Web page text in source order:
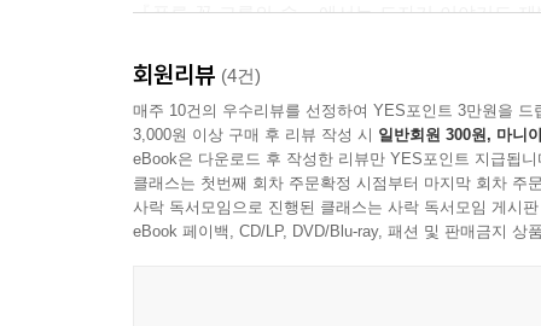
『푸른 꽃 그릇의 숲』에서는 도자기 이야기도
자세하게 다루고 있어, 평소 도자기에 대해 알
사람들의 열정과 애정, 직업의식 등도 엿볼 수
일렁이면서 선해질 것 같은 기분까지 드는 것이
다시 로맨스로 돌아와서, 하는 일 뿐만 아니라
사람의 불꽃 튀는 감정이 과연 한 그릇의 사랑으로
회원리뷰 (4건)
매주 10건의 우수리뷰를 선정하여 YES포인트 3만원을 드
3,000원 이상 구매 후 리뷰 작성 시 일반회원 300원, 마니
eBook은 다운로드 후 작성한 리뷰만 YES포인트 지급됩니
클래스는 첫번째 회차 주문확정 시점부터 마지막 회차 주
사락 독서모임으로 진행된 클래스는 사락 독서모임 게시
eBook 페이백, CD/LP, DVD/Blu-ray, 패션 및 판매금지 상